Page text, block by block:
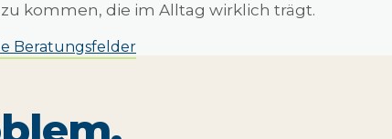
kommen, die im Alltag wirklich trägt.
Beratungsfelder